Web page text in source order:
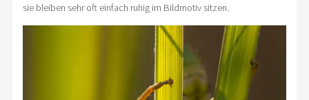
sie bleiben sehr oft einfach ruhig im Bildmotiv sitzen.